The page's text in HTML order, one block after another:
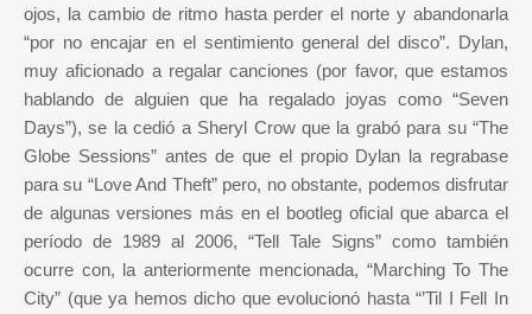
ojos, la cambio de ritmo hasta perder el norte y abandonarla
“por no encajar en el sentimiento general del disco”. Dylan,
muy aficionado a regalar canciones (por favor, que estamos
hablando de alguien que ha regalado joyas como “Seven
Days”), se la cedió a Sheryl Crow que la grabó para su “The
Globe Sessions” antes de que el propio Dylan la regrabase
para su “Love And Theft” pero, no obstante, podemos disfrutar
de algunas versiones más en el bootleg oficial que abarca el
período de 1989 al 2006, “Tell Tale Signs” como también
ocurre con, la anteriormente mencionada, “Marching To The
City” (que ya hemos dicho que evolucionó hasta “’Til I Fell In